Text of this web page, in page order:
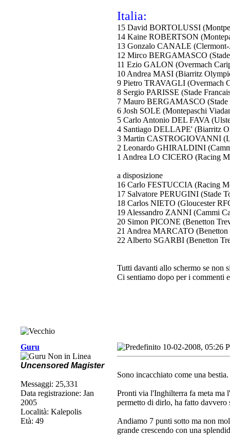
Italia:
15 David BORTOLUSSI
14 Kaine ROBERTSON
13 Gonzalo CANALE (Clermont-
12 Mirco BERGAMASCO (Stade
11 Ezio GALON (Overmach
10 Andrea MASI (Biarritz
9 Pietro TRAVAGLI (Overmach
8 Sergio PARISSE (Stade
7 Mauro BERGAMASCO (Stade
6 Josh SOLE (Montepaschi
5 Carlo Antonio DEL FAVA
4 Santiago DELLAPE' (Biarritz
3 Martin CASTROGIOVANNI
2 Leonardo GHIRALDINI
1 Andrea LO CICERO (Racing
a disposizione
16 Carlo FESTUCCIA (Racing
17 Salvatore PERUGINI (Stade
18 Carlos NIETO (Gloucester
19 Alessandro ZANNI (Cammi
20 Simon PICONE (Benetton
21 Andrea MARCATO (Benetton
22 Alberto SGARBI (Benetton
Tutti davanti allo schermo se non
Ci sentiamo dopo per i commenti
Guru
Uncensored Magister
Messaggi: 25,331
Data registrazione: Jan
2005
Località: Kalepolis
Età: 49
10-02-2008, 05:26
Sono incacchiato come una bestia.
Pronti via l'Inghilterra fa meta ma
permetto di dirlo, ha fatto
Andiamo 7 punti sotto ma non
grande crescendo con una